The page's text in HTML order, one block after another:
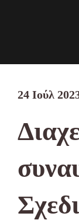
24 Ιούλ